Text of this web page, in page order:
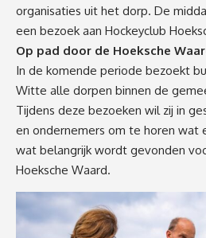
organisaties uit het dorp. De
een bezoek aan Hockeyclub
Op pad door de Hoeksche
In de komende periode bezoekt
Witte alle dorpen binnen de
Tijdens deze bezoeken wil zij in
en ondernemers om te horen wat
wat belangrijk wordt gevonden
Hoeksche Waard.